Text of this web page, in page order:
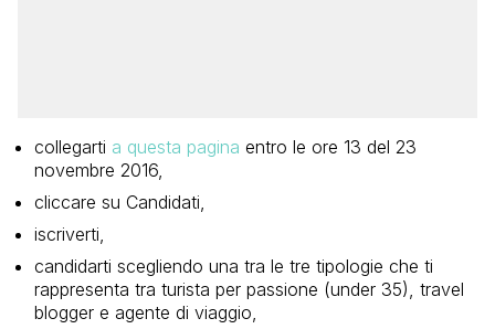
collegarti a questa pagina entro le ore 13 del 23
novembre 2016,
cliccare su Candidati,
iscriverti,
candidarti scegliendo una tra le tre tipologie che ti
rappresenta tra turista per passione (under 35), travel
blogger e agente di viaggio,